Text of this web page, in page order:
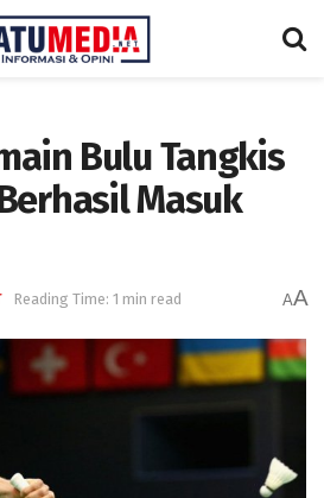
Bulu Tangkis
Masuk
Reading Time: 1 min read AA